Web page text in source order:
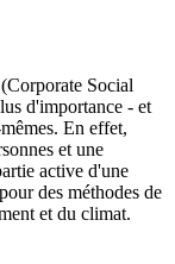
Social
d'importance - et
En effet,
et une
active d'une
des méthodes de
et du climat.